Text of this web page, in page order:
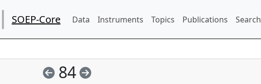
SOEP-Core Data Instruments Topics Publications
84